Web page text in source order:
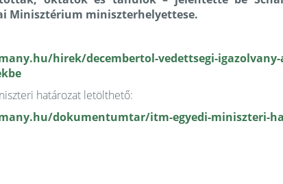
Minisztérium miniszterhelyettese.
hirek/decembertol-vedettsegi-igazolvany-
határozat letölthető:
dokumentumtar/itm-egyedi-miniszteri-